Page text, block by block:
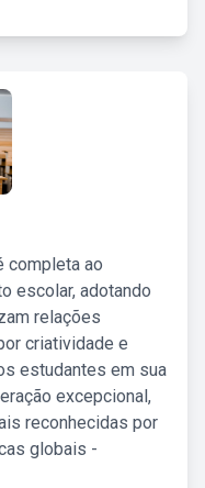
completa ao
escolar, adotando
relações
criatividade e
estudantes em sua
excepcional,
reconhecidas por
globais -